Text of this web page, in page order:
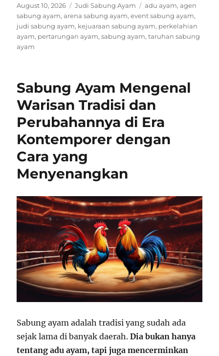
P
o
s
t
e
August 10, 2026
C
a
e
e
Judi Sabung Ayam
T
a
g
s
adu ayam,agen
sabung ayam,arena sabung ayam,event sabung ayam,
judi sabung ayam, kejuaraan sabung ayam, perkelahian
ayam, pertarungan ayam,sabung ayam,taruhan sabung
ayam
Sabung Ayam Mengenal
Warisan Tradisi dan
Perubahannya di Era
Kontemporer dengan
Cara yang
Menyenangkan
Sabung ayam adalah tradisi yang sudah ada
sejak lama di banyak daerah.Dia bukan hanya
tentang adu ayam, tapi juga mencerminkan